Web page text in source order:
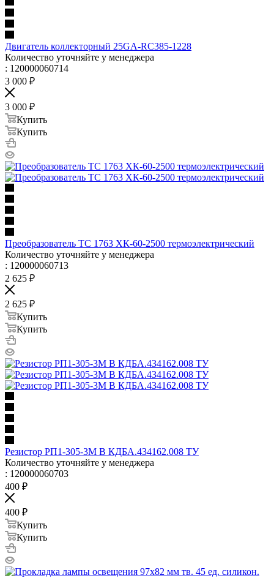
Двигатель коллекторный 25GA-RC385-1228
Количество уточняйте у менеджера
: 120000060714
3 000 ₽
3 000 ₽
Купить
Купить
Преобразователь ТС 1763 ХК-60-2500 термоэлектрический
Количество уточняйте у менеджера
: 120000060713
2 625 ₽
2 625 ₽
Купить
Купить
Резистор РП1-305-3М В КДБА.434162.008 ТУ
Количество уточняйте у менеджера
: 120000060703
400 ₽
400 ₽
Купить
Купить